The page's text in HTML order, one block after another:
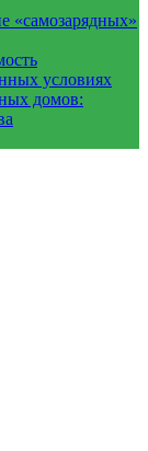
«самозарядных»
условиях
домов: